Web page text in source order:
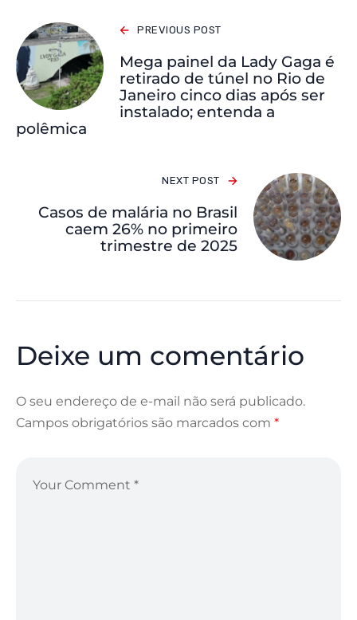
PREVIOUS POST
Mega painel da Lady Gaga é
retirado de túnel no Rio de
Janeiro cinco dias após ser
instalado; entenda a
polêmica
NEXT POST
Casos de malária no Brasil
caem 26% no primeiro
trimestre de 2025
Deixe um comentário
O seu endereço de e-mail não será publicado.
Campos obrigatórios são marcados com *